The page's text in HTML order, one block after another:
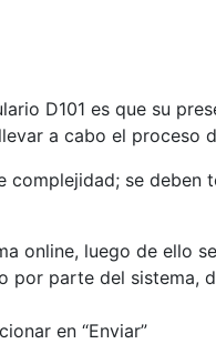
D101 es que su
a cabo el proceso
se deben
online, luego de ello
por parte del sistema,
en “Enviar”